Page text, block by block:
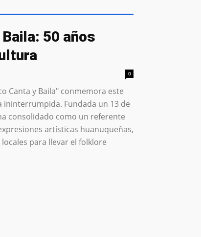
50 años
0
Canta y Baila" conmemora este
ininterrumpida. Fundada un 13 de
consolidado como un referente
artísticas huanuqueñas,
para llevar el folklore